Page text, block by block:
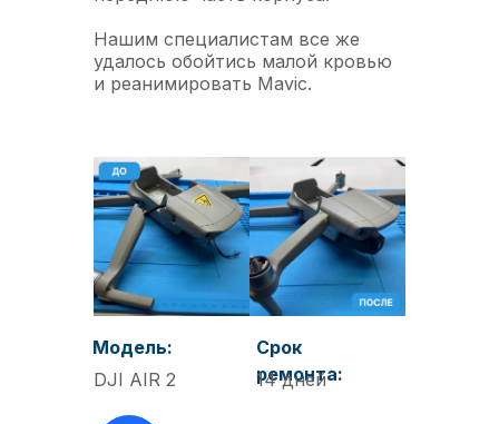
Нашим специалистам все же
удалось обойтись малой кровью
и реанимировать Mavic.
Модель:
Срок
ремонта:
14 дней
DJI AIR 2